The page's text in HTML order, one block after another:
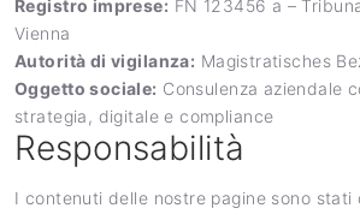
Registro imprese: FN 123456 a –
Vienna
Autorità di vigilanza: Magistratisches
Oggetto sociale: Consulenza aziendale
strategia, digitale e compliance
Responsabilità
I contenuti delle nostre pagine sono stati